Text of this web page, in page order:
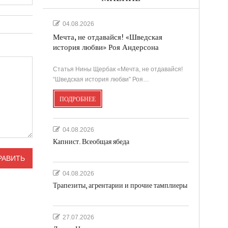
04.08.2026
Мечта, не отдавайся! «Шведская
история любви» Роя Андерсона
Статья Нины Щербак «Мечта, не отдавайся!
“Шведская история любви” Роя…
ПОДРОБНЕЕ
04.08.2026
Капнист. Всеобщая ябеда
04.08.2026
Трапезиты, агрентарии и прочие тамплиеры
27.07.2026